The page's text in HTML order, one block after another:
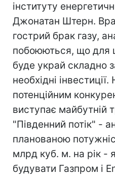
інституту
Джонатан Штерн.
гострий брак газу,
побоюються, що для
буде украй складно
необхідні
потенційним
виступає майбутній
"Південний потік" -
планованою
млрд куб. м. на рік -
будувати Газпром і